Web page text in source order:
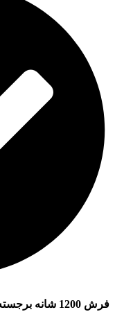
فرش 1200 شانه برجسته